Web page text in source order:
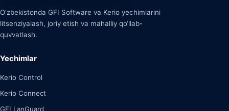
O‘zbekistonda GFI Software va Kerio yechimlarini
litsenziyalash, joriy etish va mahalliy qo‘llab-
quvvatlash.
Yechimlar
Kerio Control
Kerio Connect
GFI LanGuard